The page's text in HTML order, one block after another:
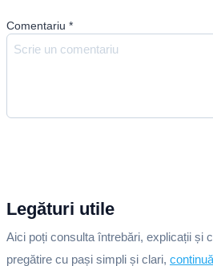
Comentariu *
Legături utile
Aici poți consulta întrebări, explicații și
pregătire cu pași simpli și clari,